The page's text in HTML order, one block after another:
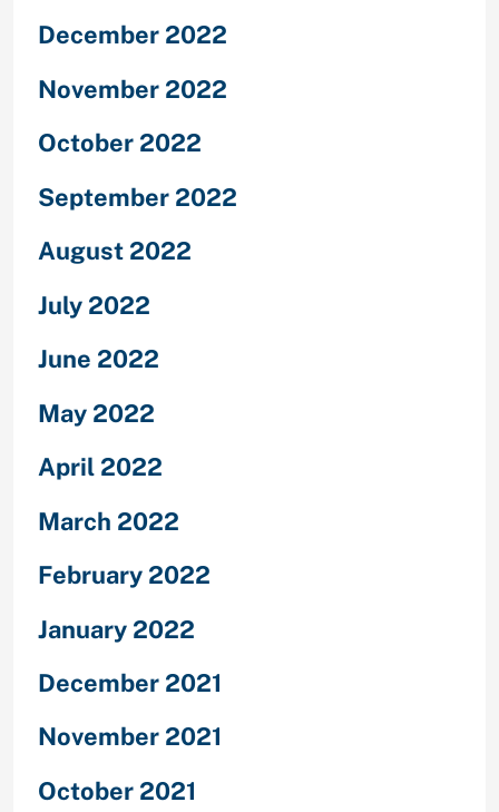
December 2022
November 2022
October 2022
September 2022
August 2022
July 2022
June 2022
May 2022
April 2022
March 2022
February 2022
January 2022
December 2021
November 2021
October 2021